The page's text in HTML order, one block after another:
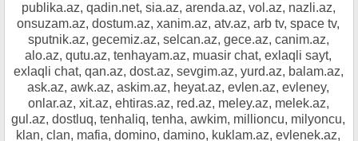
publika.az, qadin.net, sia.az, arenda.az, vol.az, nazli.az,
onsuzam.az, dostum.az, xanim.az, atv.az, arb tv, space tv,
sputnik.az, gecemiz.az, selcan.az, gece.az, canim.az,
alo.az, qutu.az, tenhayam.az, muasir chat, exlaqli sayt,
exlaqli chat, qan.az, dost.az, sevgim.az, yurd.az, balam.az,
ask.az, awk.az, askim.az, heyat.az, evlen.az, evleney,
onlar.az, xit.az, ehtiras.az, red.az, meley.az, melek.az,
gul.az, dostluq, tenhaliq, tenha, awkim, millioncu, milyoncu,
klan, clan, mafia, domino, damino, kuklam.az, evlenek.az,